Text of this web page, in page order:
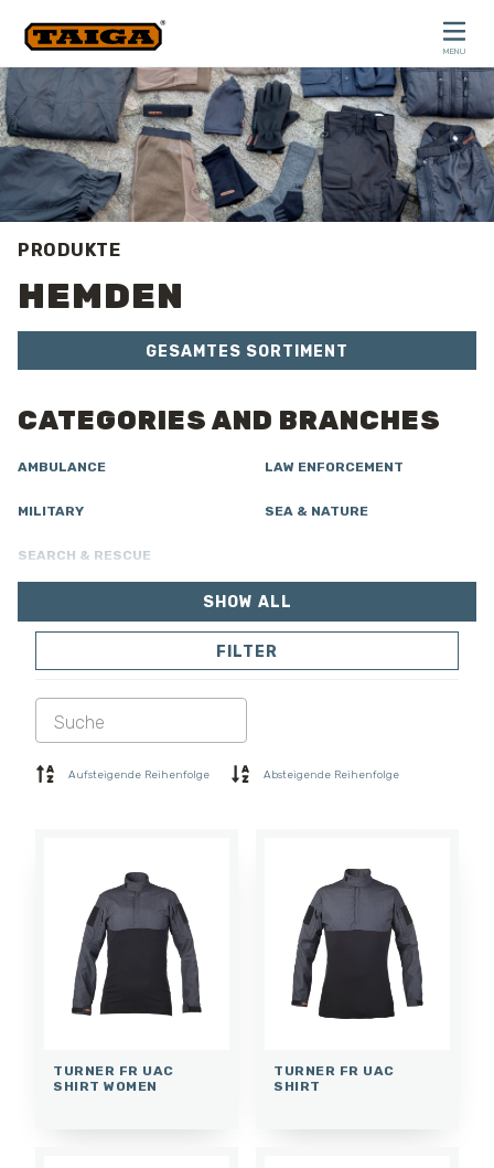
MENU
PRODUKTE
HEMDEN
GESAMTES SORTIMENT
CATEGORIES AND BRANCHES
AMBULANCE LAW ENFORCEMENT
MILITARY SEA & NATURE
SEARCH & RESCUE
HOSEN
OVERALL
SOFTSHELL
HEMDEN POLO- & T-SHIRT
HANDSCHUHE
ZUBEHÖR
SHOW ALL
FILTER
Aufsteigende Reihenfolge Absteigende Reihenfolge
TURNER FR UAC
SHIRT WOMEN
TURNER FR UAC
SHIRT